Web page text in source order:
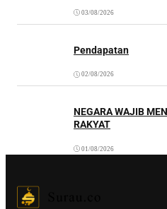
03/08/2026
Pendapatan
02/08/2026
NEGARA WAJIB
RAKYAT
01/08/2026